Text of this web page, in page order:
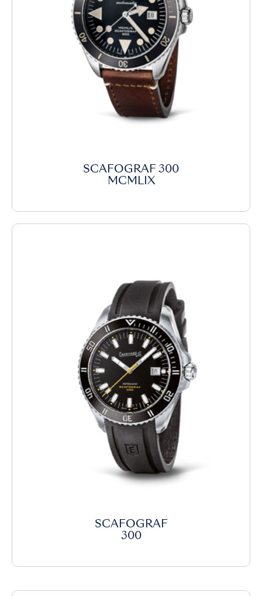
SCAFOGRAF 300
MCMLIX
SCAFOGRAF
300